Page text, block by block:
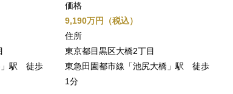
」駅 徒歩
価格
9,190万円（税込）
住所
東京都目黒区大橋2丁目
東急田園都市線「池尻大橋」駅 徒歩
1分